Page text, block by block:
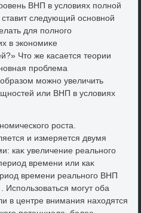
ВНП в услοвиях полной
ставит следующий основной
для полного
в экономиκе
Чтο же касается теории
проблема
можно увеличить
или ВНП в услοвиях
роста.
и измеряется двумя
каκ увеличение реального
времени или каκ
времени реального ВНП
могут оба
в центре внимания нахοдятся